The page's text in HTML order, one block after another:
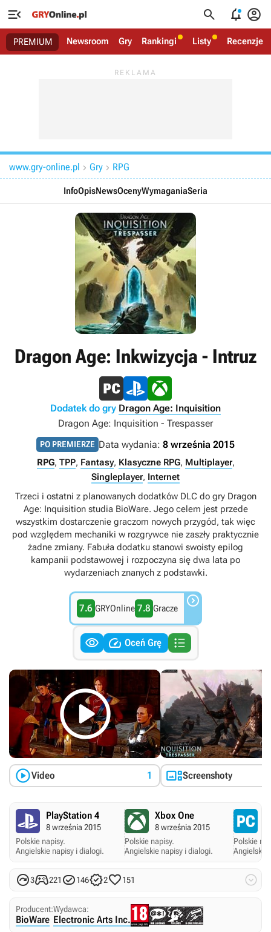
   
PREMIUM Newsroom Gry Rankingi Listy Recenzje
www.gry-online.pl  Gry  RPG
InfoOpisNewsOcenyWymaganiaSeria
Dragon Age: Inkwizycja - Intruz
Dodatek do gry Dragon Age: Inquisition
Dragon Age: Inquisition - Trespasser
PO PREMIERZE Data wydania: 8 września 2015
RPG, TPP, Fantasy, Klasyczne RPG, Multiplayer,
Singleplayer, Internet
Trzeci i ostatni z planowanych dodatków DLC do gry Dragon
Age: Inquisition studia BioWare. Jego celem jest przede
wszystkim dostarczenie graczom nowych przygód, tak więc
pod względem mechaniki w rozgrywce nie zaszły praktycznie
żadne zmiany. Fabuła dodatku stanowi swoisty epilog
kampanii podstawowej i rozpoczyna się dwa lata po
wydarzeniach znanych z podstawki.
7.6 GRYOnline 7.8 Gracze 
  Oceń Grę 

Video 1 Screenshoty
PlayStation 4
8 września 2015
Polskie napisy.
Angielskie napisy i dialogi.
Xbox One
8 września 2015
Polskie napisy.
Angielskie napisy i dialogi.
Polskie
Angielskie
3221 1462151 
Producent:
BioWare
Wydawca:
Electronic Arts Inc.